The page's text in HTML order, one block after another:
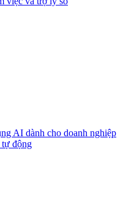
AI dành cho doanh nghiệp
tự động